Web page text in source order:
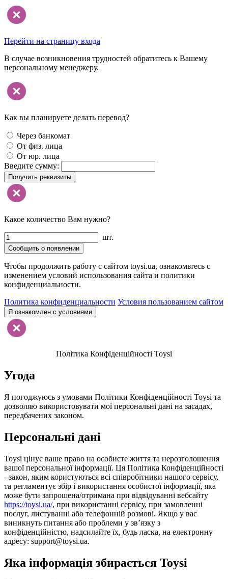
Перейти на страницу входа
В случае возникновения трудностей обратитесь к Вашему
персональному менеджеру.
Как вы планируете делать перевод?
Через банкомат
От физ. лица
От юр. лица
Введите сумму:
Получить реквизиты
Какое количество Вам нужно?
шт.
Сообщить о появлении
Чтобы продолжить работу с сайтом toysi.ua, ознакомьтесь с
изменением условий использования сайта и политики
конфиденциальности.
Политика конфиденциальности Условия пользованием сайтом
Я ознакомлен с условиями
Політика Конфіденційності Toysi
Угода
Я погоджуюсь з умовами Політики Конфіденційності Toysi та
дозволяю використовувати мої персональні дані на засадах,
передбачених законом.
Персональні дані
Toysi цінує ваше право на особисте життя та нерозголошення
вашої персональної інформації. Ця Політика Конфіденційності
- закон, яким користуються всі співробітники нашого сервісу,
та регламентує збір і використання особистої інформації, яка
може бути запрошена/отримана при відвідуванні вебсайту
https://toysi.ua/, при використанні сервісу, при замовленні
послуг, листуванні або телефонній розмові. Якщо у вас
виникнуть питання або проблеми у зв’язку з
конфіденційністю, надсилайте їх, будь ласка, на електронну
адресу: support@toysi.ua.
Яка інформація збирається Toysi